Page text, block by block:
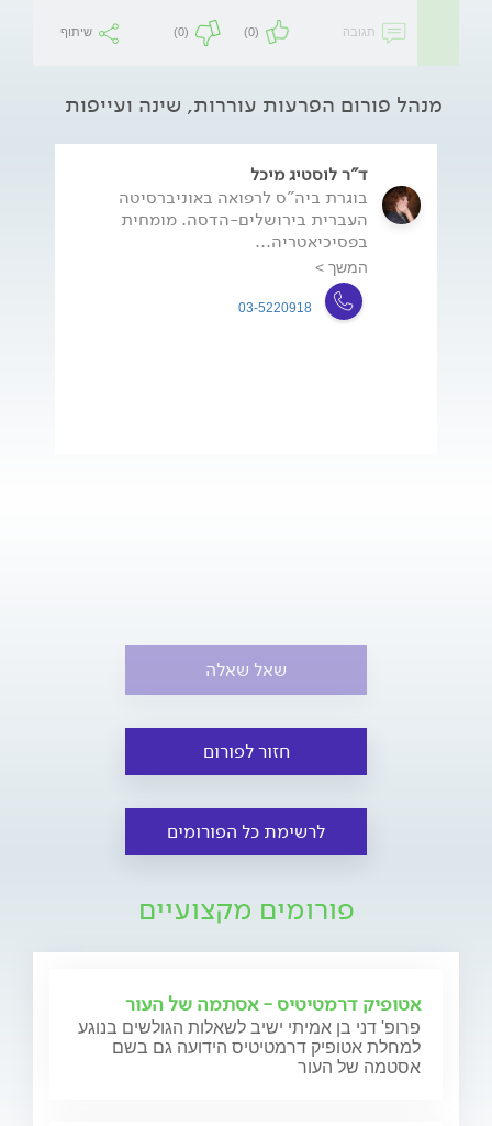
תגובה (0)
(0) שיתוף
מנהל פורום הפרעות עוררות, שינה ועייפות
ד"ר לוסטיג מיכל
בוגרת ביה"ס לרפואה באוניברסיטה
העברית בירושלים-הדסה. מומחית
בפסיכיאטריה...
המשך >
03-5220918
שאל שאלה
חזור לפורום
לרשימת כל הפורומים
פורומים מקצועיים
אטופיק דרמטיטיס - אסתמה של העור
פרופ' דני בן אמיתי ישיב לשאלות הגולשים בנוגע
למחלת אטופיק דרמטיטיס הידועה גם בשם
אסטמה של העור